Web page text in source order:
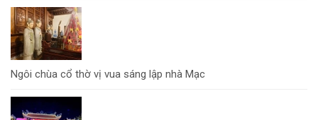
Ngôi chùa cổ thờ vị vua sáng lập nhà Mạc